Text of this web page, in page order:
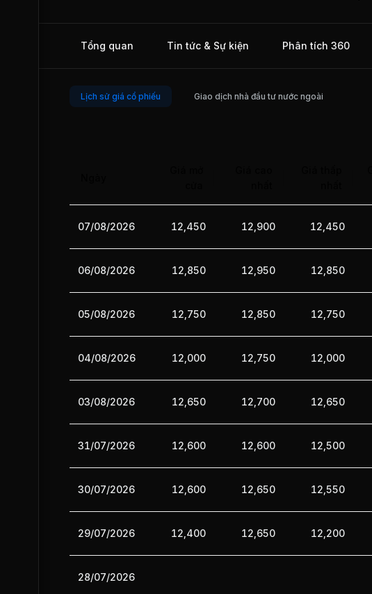
hàng tại Thành phố Hồ Chí Minh và có hai dự án bất động sản lớn
khu du lịch sinh thái Đà Lạt. Ngày 09/05/2002, SAV chính thức
(HOSE).
Tổng quan Tin tức & Sự kiện Phân tích 360
Lịch sử giá cổ phiếu Giao dịch nhà đầu tư nước ngoài
07/08/2026 12,450 12,900 12,450
06/08/2026 12,850 12,950 12,850
05/08/2026 12,750 12,850 12,750
04/08/2026 12,000 12,750 12,000
03/08/2026 12,650 12,700 12,650
31/07/2026 12,600 12,600 12,500
30/07/2026 12,600 12,650 12,550
29/07/2026 12,400 12,650 12,200
28/07/2026